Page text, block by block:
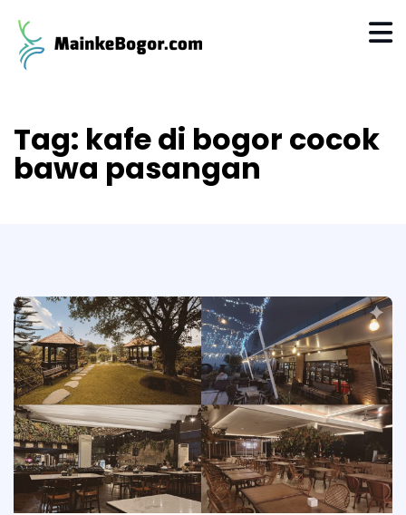
Tag: kafe di bogor cocok
bawa pasangan